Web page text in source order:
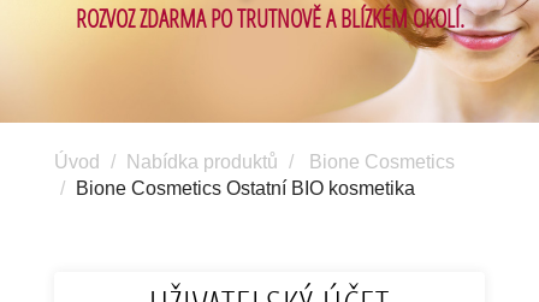
ROZVOZ ZDARMA PO TRUTNOVĚ A BLÍZKÉM OKOLÍ.
Úvod Nabídka produktů
Bione Cosmetics
Bione Cosmetics Ostatní BIO kosmetika